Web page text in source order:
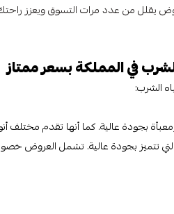
يقلل من عدد مرات التسوق ويعزز
في المملكة بسعر ممتاز
الشرب:
بجودة عالية. كما أنها تقدم مختلف
تتميز بجودة عالية. تشمل العروض